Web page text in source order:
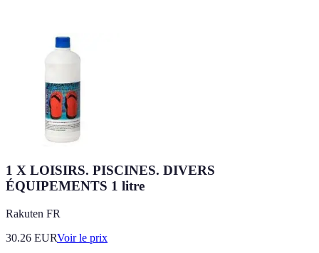
1 X LOISIRS. PISCINES. DIVERS
ÉQUIPEMENTS 1 litre
Rakuten FR
30.26 EURVoir le prix